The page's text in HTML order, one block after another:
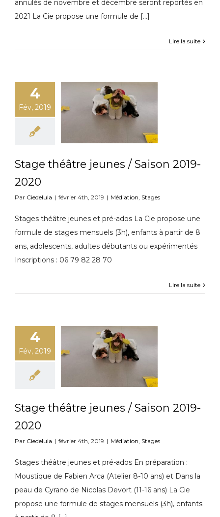
annulés de novembre et décembre seront reportés en
2021 La Cie propose une formule de [...]
Lire la suite
4
Fév, 2019
Stage théâtre jeunes / Saison 2019-
2020
Par Ciedelula | février 4th, 2019 | Médiation, Stages
Stages théâtre jeunes et pré-ados La Cie propose une
formule de stages mensuels (3h), enfants à partir de 8
ans, adolescents, adultes débutants ou expérimentés
Inscriptions : 06 79 82 28 70
Lire la suite
4
Fév, 2019
Stage théâtre jeunes / Saison 2019-
2020
Par Ciedelula | février 4th, 2019 | Médiation, Stages
Stages théâtre jeunes et pré-ados En préparation :
Moustique de Fabien Arca (Atelier 8-10 ans) et Dans la
peau de Cyrano de Nicolas Devort (11-16 ans) La Cie
propose une formule de stages mensuels (3h), enfants